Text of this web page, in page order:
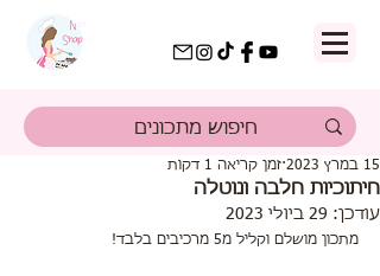
חיתוכיות חלבה ונוטלה
15 במרץ 2023 זמן קריאה 1 דקות
עודכן: 29 ביולי 2023
מתכון מושלם וקליל מ5 מרכיבים בלבד!